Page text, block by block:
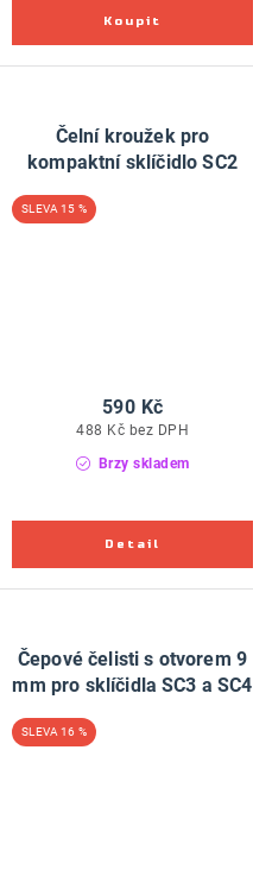
Čelní kroužek pro
kompaktní sklíčidlo SC2
15 %
Brzy skladem
488 Kč bez DPH
590 Kč
Čepové čelisti s otvorem 9
mm pro sklíčidla SC3 a SC4
16 %